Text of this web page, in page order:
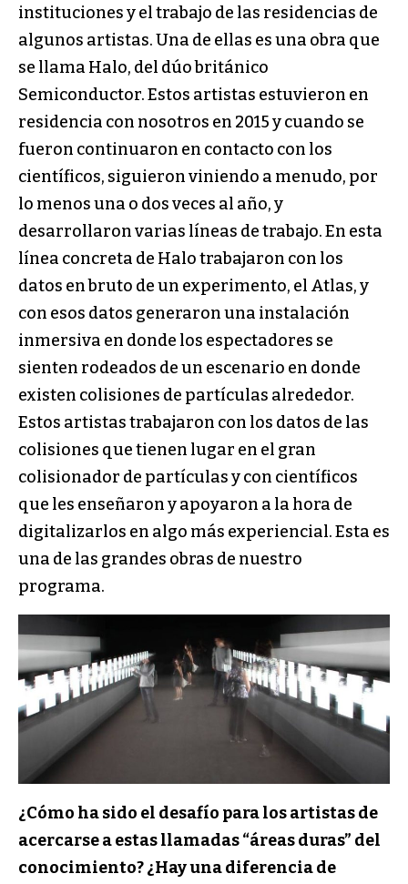
instituciones y el trabajo de las residencias de
algunos artistas. Una de ellas es una obra que
se llama Halo, del dúo británico
Semiconductor. Estos artistas estuvieron en
residencia con nosotros en 2015 y cuando se
fueron continuaron en contacto con los
científicos, siguieron viniendo a menudo, por
lo menos una o dos veces al año, y
desarrollaron varias lí­neas de trabajo. En esta
línea concreta de Halo trabaja­ron con los
datos en bruto de un experimento, el Atlas, y
con esos datos generaron una instalación
inmersiva en donde los espectadores se
sienten rodeados de un escenario en donde
existen colisiones de partículas al­rededor.
Estos artistas trabajaron con los datos de las
colisiones que tienen lugar en el gran
colisionador de partículas y con científicos
que les enseñaron y apoya­ron a la hora de
digitalizarlos en algo más experiencial. Esta es
una de las grandes obras de nuestro
programa.
¿Cómo ha sido el desafío para los artistas de
acer­carse a estas llamadas “áreas duras” del
conocimien­to? ¿Hay una diferencia de